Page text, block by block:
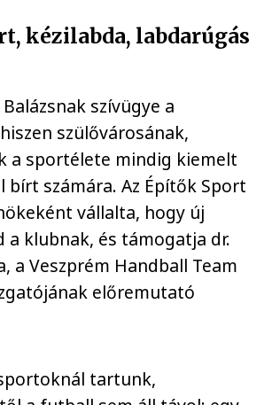
kézilabda, labdarúgás
szívügye a
szülővárosának,
a sportélete mindig kiemelt
bírt számára. Az Építők Sport
vállalta, hogy új
a klubnak, és támogatja dr.
a Veszprém Handball Team
előremutató
tartunk,